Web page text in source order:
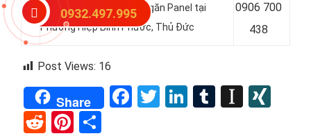
12
làm trần Panel và vách ngăn Panel tại
Phường Hiệp Bình Phước, Thủ Đức
0906 700
438
Post Views: 16
Share Facebook
TwitterLinkedIn
Tumblr
RedditPinterest
0932.497.995